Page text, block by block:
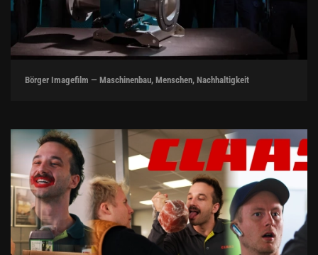
Börger Imagefilm — Maschinenbau, Menschen, Nachhaltigkeit